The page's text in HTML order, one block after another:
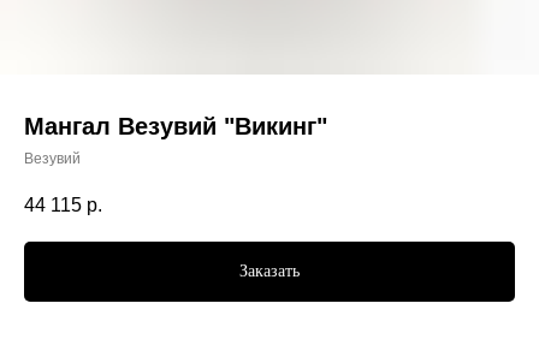
Мангал Везувий "Викинг"
Везувий
44 115 р.
Заказать